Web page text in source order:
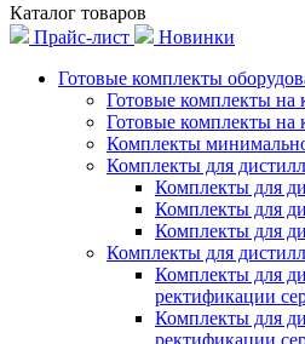
Каталог товаров
Прайс-лист
Новинки
Готовые комплекты
Готовые комплекты
Готовые комплекты
Комплекты
Комплекты для
Комплекты для
Комплекты для
Комплекты для
Комплекты для
Комплекты для
ректификации
Комплекты для
ректификации